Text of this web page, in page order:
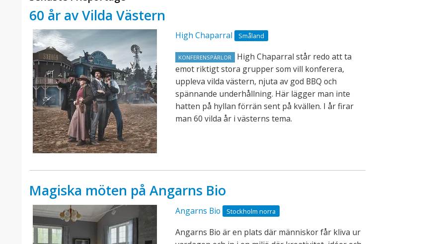
60 år av Vilda Västern
High Chaparral Småland
KONFERENSPÄRLOR
High Chaparral står redo att ta
emot riktigt stora grupper som vill konferera,
uppleva vilda västern, njuta av god BBQ och
spännande underhållning. Här lägger man inte
hatten på hyllan förrän sent på kvällen. I år firar
man 60 vilda år i västerns tema.
Magiska möten på Angarns Bio
Angarns Bio Stockholm norra
Angarns Bio är en plats där människor får kliva ur